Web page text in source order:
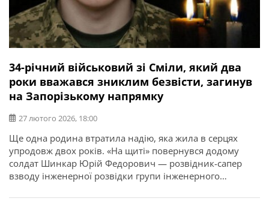
34-річний військовий зі Сміли, який два
роки вважався зниклим безвісти, загинув
на Запорізькому напрямку
27 лютого 2026, 18:00
Ще одна родина втратила надію, яка жила в серцях
упродовж двох років. «На щиті» повернувся додому
солдат Шинкар Юрій Федорович — розвідник-сапер
взводу інженерної розвідки групи інженерного
України. 26 лютого Смілянська громада провела його у